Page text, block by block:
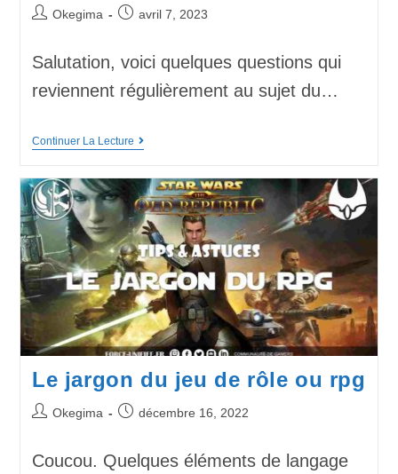
Okegima avril 7, 2023
Salutation, voici quelques questions qui
reviennent régulièrement au sujet du…
Continuer La Lecture
Le jargon du jeu de rôle ou rpg
Okegima décembre 16, 2022
Coucou. Quelques éléments de langage